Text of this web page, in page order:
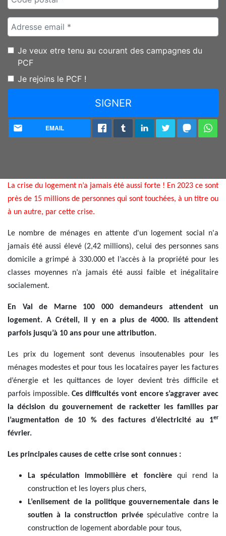
Je veux etre tenu au courant des campagnes du
PCF
Je rejoins le PCF !
EMAIL
La crise du logement n’a jamais été aussi forte ! En 2023 ce sont
près de 15 millions de personnes qui sont touchées, à un titre ou
à un autre, par cette crise.
Le nombre de ménages en attente d'un logement social n'a
jamais été aussi élevé (2,42 millions), celui des personnes sans
domicile a grimpé à 330.000 et l’accès à la propriété pour les
classes moyennes n’a jamais été aussi faible et inégalitaire
socialement.
En Val de Marne 100 000 demandeurs attendent un
logement. A Créteil, il y en a plus de 4000. Ils attendent
parfois jusqu’à 10 ans pour une attribution.
Les prix du logement sont devenus insoutenables pour les
ménages modestes et pour tous les locataires payer les factures
d’énergie et les quittances de loyer devient très difficile et
parfois impossible.Ces difficultés vont encore s’aggraver avec
la décision du gouvernement de racketter les familles par
l’augmentation de 10 % des factures d’électricité au 1er
février.
Les principales causes de cette crise sont connues :
La spéculation immobilière et foncièrequi rend la
construction et les loyers plus chers,
L’enlisement de la politique gouvernementale dans le
soutien à la construction privéespéculative contre la
construction de logement abordable pour tous,